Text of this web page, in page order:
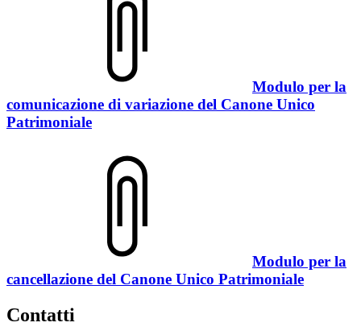
Modulo per la
comunicazione di variazione del Canone Unico
Patrimoniale
Modulo per la
cancellazione del Canone Unico Patrimoniale
Contatti